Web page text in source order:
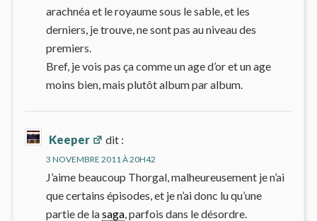
arachnéa et le royaume sous le sable, et les
derniers, je trouve, ne sont pas au niveau des
premiers.
Bref, je vois pas ça comme un age d’or et un age
moins bien, mais plutôt album par album.
Keeper dit :
3 NOVEMBRE 2011 À 20H42
J’aime beaucoup Thorgal, malheureusement je n’ai
que certains épisodes, et je n’ai donc lu qu’une
partie de lasaga, parfois dans le désordre.